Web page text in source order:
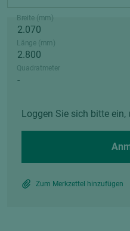
Breite (mm)
Länge (mm)
Quadratmeter
Loggen Sie sich bitte ein,
Zum Merkzettel hinzufügen